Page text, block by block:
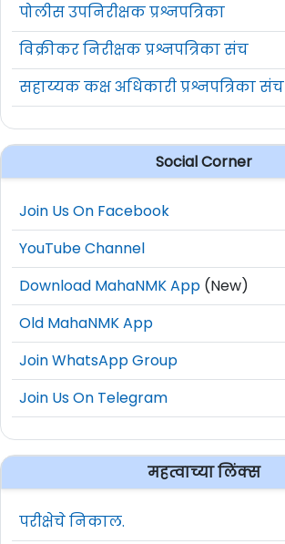
पोलीस उपनिरीक्षक प्रश्नपत्रिका
विक्रीकर निरीक्षक प्रश्नपत्रिका संच
सहाय्यक कक्ष अधिकारी प्रश्नपत्रिका संच
Social Corner
Join Us On Facebook
YouTube Channel
Download MahaNMK App (New)
Old MahaNMK App
Join WhatsApp Group
Join Us On Telegram
महत्वाच्या लिंक्स
परीक्षेचे निकाल.